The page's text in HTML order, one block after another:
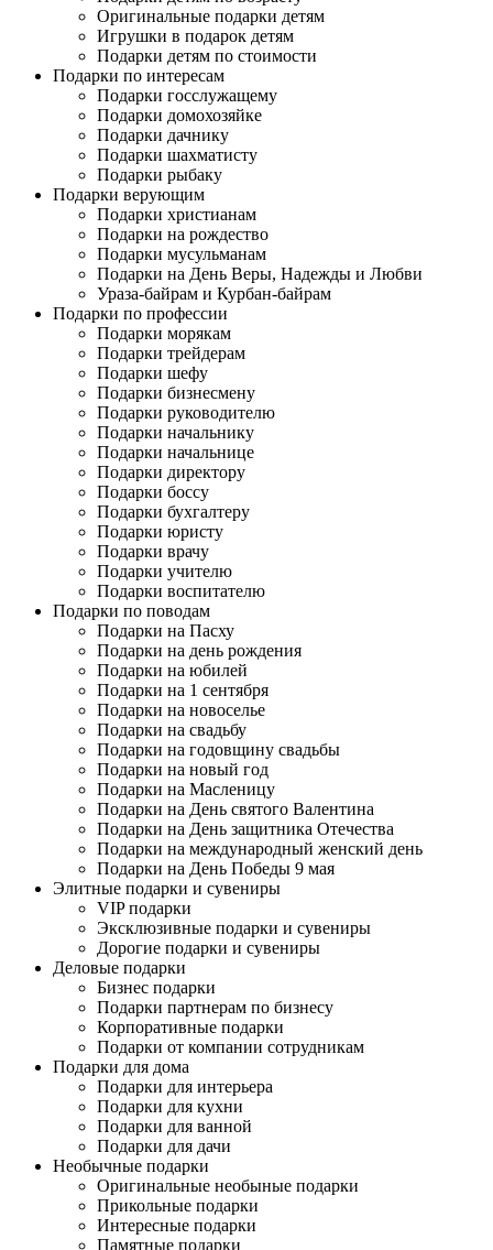
Оригинальные подарки детям
Игрушки в подарок детям
Подарки детям по стоимости
Подарки по интересам
Подарки госслужащему
Подарки домохозяйке
Подарки дачнику
Подарки шахматисту
Подарки рыбаку
Подарки верующим
Подарки христианам
Подарки на рождество
Подарки мусульманам
Подарки на День Веры, Надежды и Любви
Ураза-байрам и Курбан-байрам
Подарки по профессии
Подарки морякам
Подарки трейдерам
Подарки шефу
Подарки бизнесмену
Подарки руководителю
Подарки начальнику
Подарки начальнице
Подарки директору
Подарки боссу
Подарки бухгалтеру
Подарки юристу
Подарки врачу
Подарки учителю
Подарки воспитателю
Подарки по поводам
Подарки на Пасху
Подарки на день рождения
Подарки на юбилей
Подарки на 1 сентября
Подарки на новоселье
Подарки на свадьбу
Подарки на годовщину свадьбы
Подарки на новый год
Подарки на Масленицу
Подарки на День святого Валентина
Подарки на День защитника Отечества
Подарки на международный женский день
Подарки на День Победы 9 мая
Элитные подарки и сувениры
VIP подарки
Эксклюзивные подарки и сувениры
Дорогие подарки и сувениры
Деловые подарки
Бизнес подарки
Подарки партнерам по бизнесу
Корпоративные подарки
Подарки от компании сотрудникам
Подарки для дома
Подарки для интерьера
Подарки для кухни
Подарки для ванной
Подарки для дачи
Необычные подарки
Оригинальные необыные подарки
Прикольные подарки
Интересные подарки
Памятные подарки